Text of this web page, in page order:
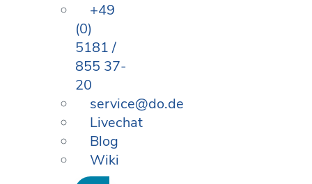
+49
(0)
5181 /
855 37-
20
service@do.de
Livechat
Blog
Wiki